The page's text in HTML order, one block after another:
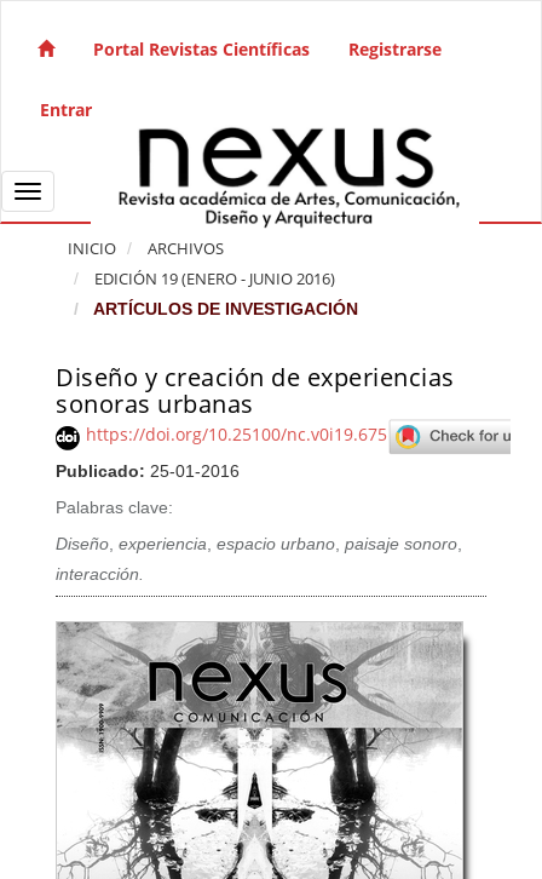
Navegación principal
Barra lateral
Portal Revistas Científicas Registrarse
Entrar
Toggle navigation
INICIO
ARCHIVOS
EDICIÓN 19 (ENERO - JUNIO 2016)
ARTÍCULOS DE INVESTIGACIÓN
Diseño y creación de experiencias
sonoras urbanas
https://doi.org/10.25100/nc.v0i19.675
Publicado: 25-01-2016
Palabras clave:
Diseño,experiencia,espacio urbano,paisaje sonoro,
interacción.
Barra lateral del artículo